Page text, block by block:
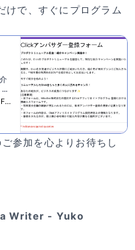
けで、すぐにプログラム
参加を心よりお待ちし
Writer - Yuko